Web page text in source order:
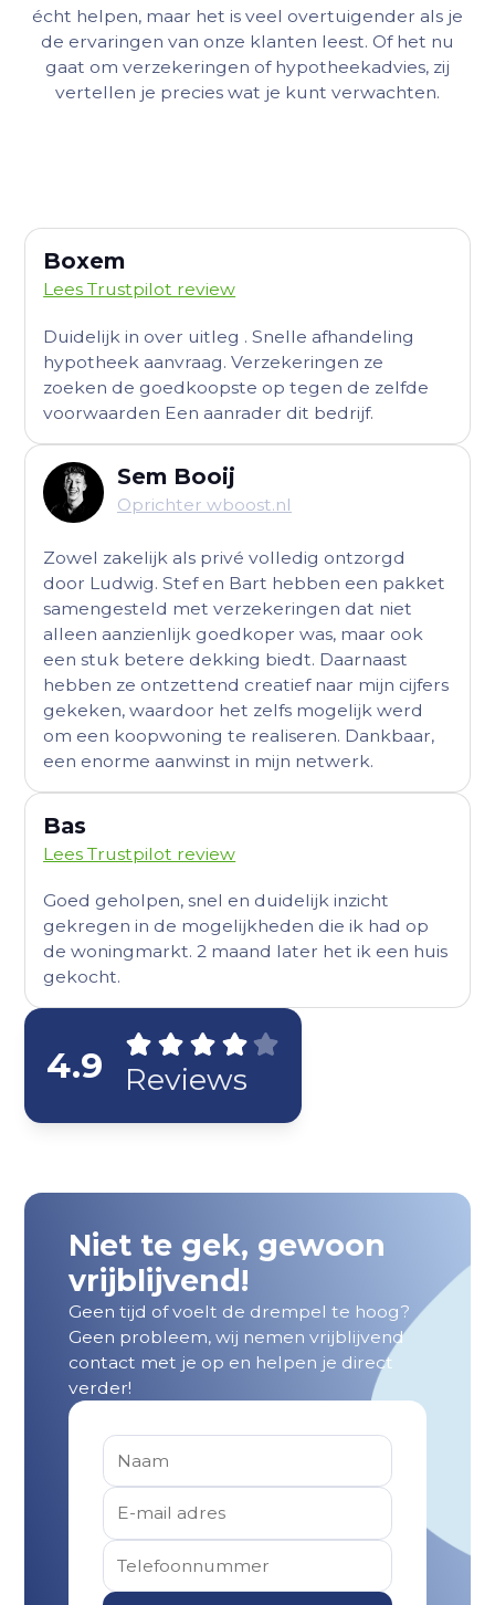
écht helpen, maar het is veel overtuigender als je
de ervaringen van onze klanten leest. Of het nu
gaat om verzekeringen of hypotheekadvies, zij
vertellen je precies wat je kunt verwachten.
Boxem
Lees Trustpilot review
Duidelijk in over uitleg . Snelle afhandeling
hypotheek aanvraag. Verzekeringen ze
zoeken de goedkoopste op tegen de zelfde
voorwaarden Een aanrader dit bedrijf.
Sem Booij
Oprichter wboost.nl
Zowel zakelijk als privé volledig ontzorgd
door Ludwig. Stef en Bart hebben een pakket
samengesteld met verzekeringen dat niet
alleen aanzienlijk goedkoper was, maar ook
een stuk betere dekking biedt. Daarnaast
hebben ze ontzettend creatief naar mijn cijfers
gekeken, waardoor het zelfs mogelijk werd
om een koopwoning te realiseren. Dankbaar,
een enorme aanwinst in mijn netwerk.
Bas
Lees Trustpilot review
Goed geholpen, snel en duidelijk inzicht
gekregen in de mogelijkheden die ik had op
de woningmarkt. 2 maand later het ik een huis
gekocht.
4.9 Reviews
Niet te gek, gewoon
vrijblijvend!
Geen tijd of voelt de drempel te hoog?
Geen probleem, wij nemen vrijblijvend
contact met je op en helpen je direct
verder!